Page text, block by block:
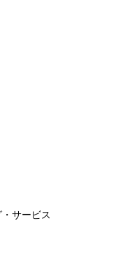
サービス